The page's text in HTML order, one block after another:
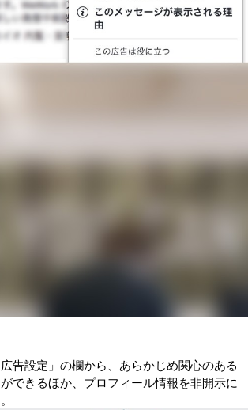
告設定」の欄から、あらかじめ関心のある
できるほか、プロフィール情報を非開示に